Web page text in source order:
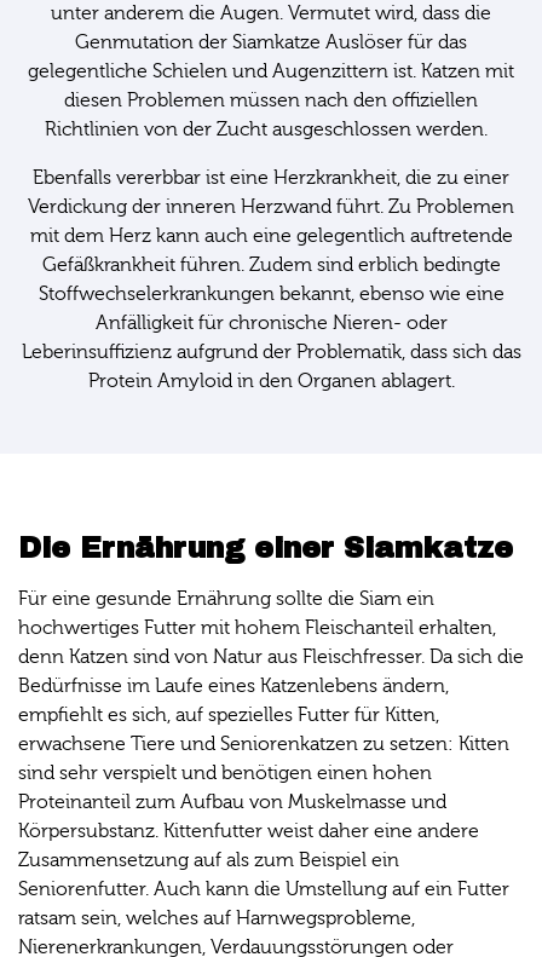
unter anderem die Augen. Vermutet wird, dass die
Genmutation der Siamkatze Auslöser für das
gelegentliche Schielen und Augenzittern ist. Katzen mit
diesen Problemen müssen nach den offiziellen
Richtlinien von der Zucht ausgeschlossen werden.
Ebenfalls vererbbar ist eine Herzkrankheit, die zu einer
Verdickung der inneren Herzwand führt. Zu Problemen
mit dem Herz kann auch eine gelegentlich auftretende
Gefäßkrankheit führen. Zudem sind erblich bedingte
Stoffwechselerkrankungen bekannt, ebenso wie eine
Anfälligkeit für chronische Nieren- oder
Leberinsuffizienz aufgrund der Problematik, dass sich das
Protein Amyloid in den Organen ablagert.
Die Ernährung einer Siamkatze
Für eine gesunde Ernährung sollte die Siam ein
hochwertiges Futter mit hohem Fleischanteil erhalten,
denn Katzen sind von Natur aus Fleischfresser. Da sich die
Bedürfnisse im Laufe eines Katzenlebens ändern,
empfiehlt es sich, auf spezielles Futter für Kitten,
erwachsene Tiere und Seniorenkatzen zu setzen: Kitten
sind sehr verspielt und benötigen einen hohen
Proteinanteil zum Aufbau von Muskelmasse und
Körpersubstanz. Kittenfutter weist daher eine andere
Zusammensetzung auf als zum Beispiel ein
Seniorenfutter. Auch kann die Umstellung auf ein Futter
ratsam sein, welches auf Harnwegsprobleme,
Nierenerkrankungen, Verdauungsstörungen oder